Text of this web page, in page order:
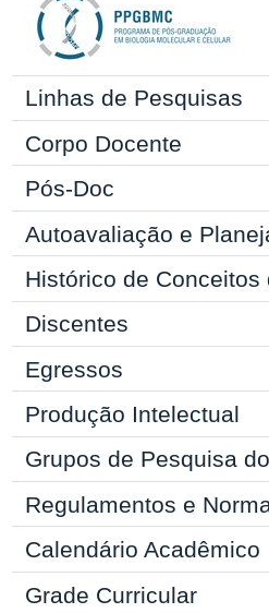
Linhas de Pesquisas
Corpo Docente
Pós-Doc
Autoavaliação e
Histórico de Conceitos
Discentes
Egressos
Produção Intelectual
Grupos de Pesquisa
Regulamentos e
Calendário Acadêmico
Grade Curricular